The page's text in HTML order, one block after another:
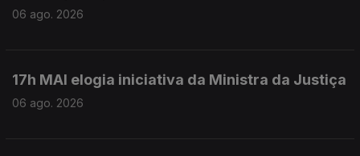
06 ago. 2026
17h MAI elogia iniciativa da Ministra da Justiça
06 ago. 2026